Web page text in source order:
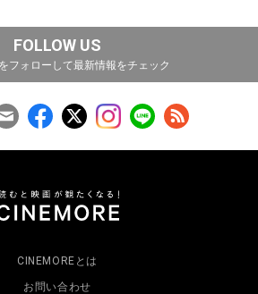
FOLLOW US
フォローして最新情報をチェック
CINEMOREとは
お問い合わせ